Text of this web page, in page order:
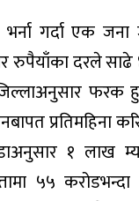
गर्दा एक
रुपैयाँका दरले साढे
फरक
प्रतिमहिना
१ लाख
५५